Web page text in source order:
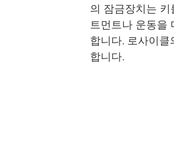
의 잠금장치는
트먼트나 운동을
합니다. 로사이
합니다.